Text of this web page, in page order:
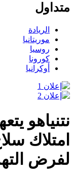
متداول
الريادة
موريتانيا
روسيا
كورونا
أوكرانيا
نتنياهو
امتلاك
لفرض